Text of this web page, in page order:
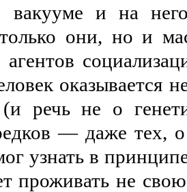
и на
они, но и
агентов
оказывается
(и речь не о
— даже тех,
узнать в
проживать не